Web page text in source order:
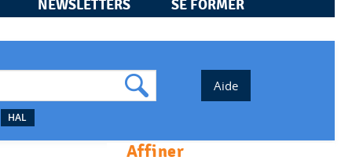
NEWSLETTERS SE FORMER
HAL
affiner